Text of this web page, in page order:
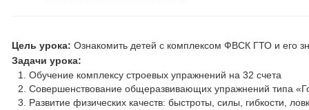
Цель урока: Ознакомить детей с комплексом ФВСК ГТО и его
Задачи урока:
Обучение комплексу строевых упражнений на 32 счета
Совершенствование общеразвивающих упражнений типа
Развитие физических качеств: быстроты, силы, гибкости,